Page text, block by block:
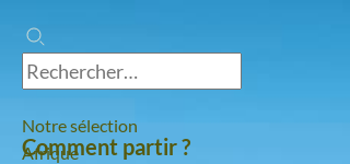
Notre sélection
Afrique
Comment partir ?